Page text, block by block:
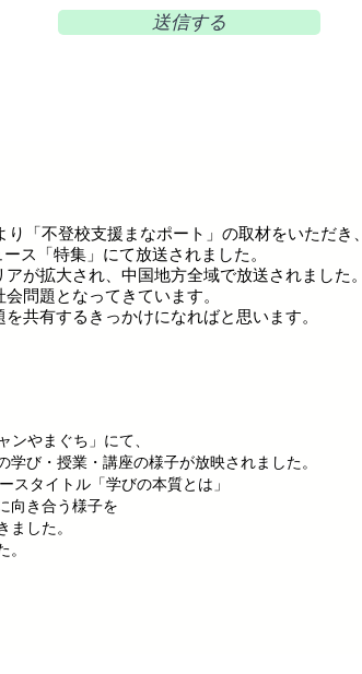
送信する
「不登校支援まなポート」の取材をいただき、
ス「特集」にて放送されました 。
が拡大され、中国地方全域で放送されました。
問題となってきています。
共有するきっかけになればと思います。
ンやまぐち」にて、
学び・授業・講座の様子が放映されました。
タイトル「学びの本質とは」
向き合う様子を
した。